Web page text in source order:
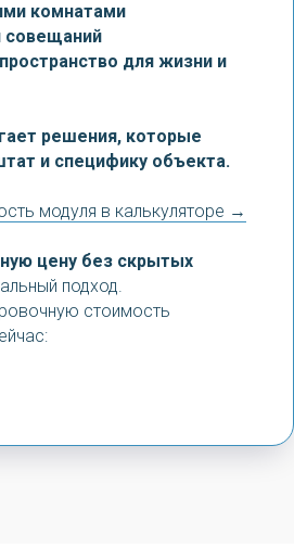
комнатами
совещаний
для жизни и
решения, которые
и специфику объекта.
модуля в калькуляторе →
цену без скрытых
подход.
стоимость